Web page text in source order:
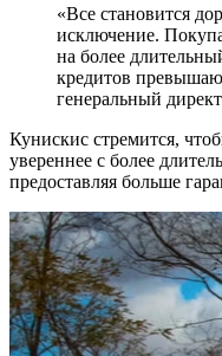
«Все становится
исключение.
на более
кредитов
генеральный
Кунискис стремится,
увереннее с более
предоставляя больше